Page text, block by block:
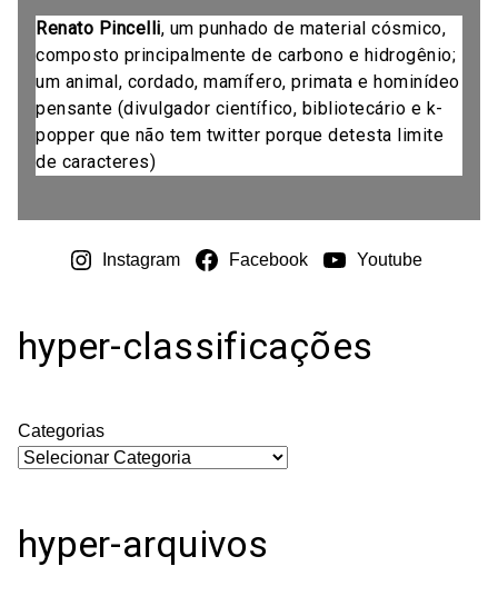
Renato Pincelli, um punhado de material cósmico,
composto principalmente de carbono e hidrogênio;
um animal, cordado, mamífero, primata e hominídeo
pensante (divulgador científico, bibliotecário e k-
popper que não tem twitter porque detesta limite
de caracteres)
Instagram Facebook Youtube
hyper-classificações
Categorias
hyper-arquivos